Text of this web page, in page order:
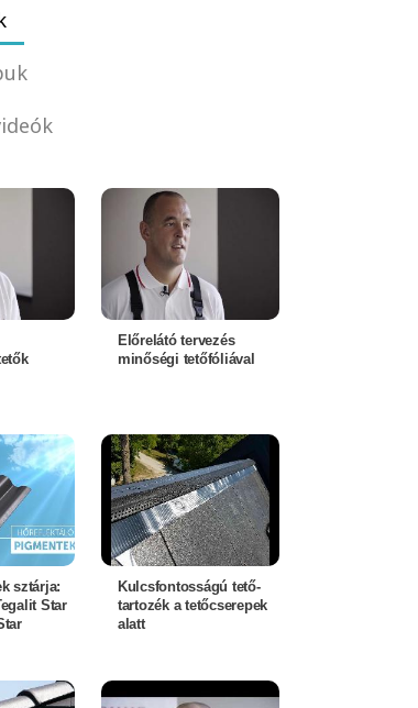
Előrelátó tervezés
minőségi tetőfóliával
sztárja:
Star
Kulcsfontosságú tető-
tartozék a tetőcserepek
alatt